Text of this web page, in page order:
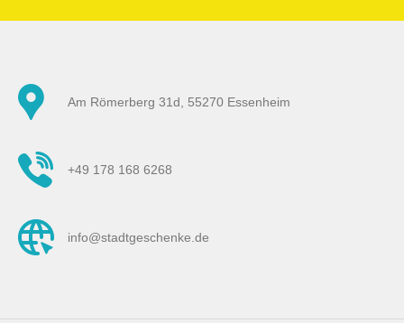
Am Römerberg 31d, 55270 Essenheim
+49 178 168 6268
info@stadtgeschenke.de